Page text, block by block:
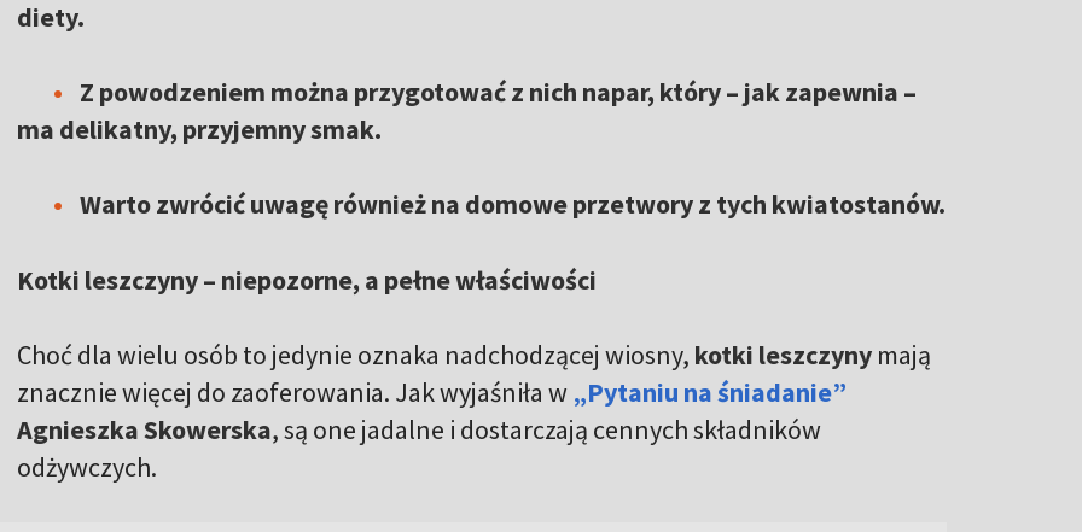
diety.
Z powodzeniem można przygotować z nich napar, który – jak zapewnia –
ma delikatny, przyjemny smak.
Warto zwrócić uwagę również na domowe przetwory z tych kwiatostanów.
Kotki leszczyny – niepozorne, a pełne właściwości
Choć dla wielu osób to jedynie oznaka nadchodzącej wiosny, kotki leszczyny mają
znacznie więcej do zaoferowania. Jak wyjaśniła w „Pytaniu na śniadanie”
Agnieszka Skowerska, są one jadalne i dostarczają cennych składników
odżywczych.